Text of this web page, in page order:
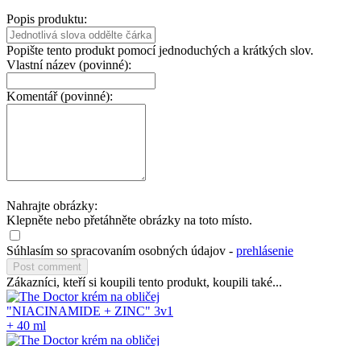
Popis produktu:
Popište tento produkt pomocí jednoduchých a krátkých slov.
Vlastní název (povinné):
Komentář (povinné):
Nahrajte obrázky:
Klepněte nebo přetáhněte obrázky na toto místo.
Súhlasím so spracovaním osobných údajov - prehlásenie
Zákazníci, kteří si koupili tento produkt, koupili také...